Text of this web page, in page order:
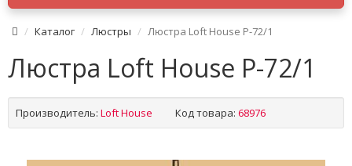
Каталог Люстры Люстра Loft House P-72/1
Люстра Loft House P-72/1
Производитель: Loft House Код товара: 68976